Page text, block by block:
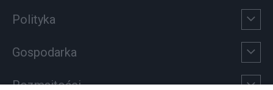
Polityka
Gospodarka
Rozmaitości